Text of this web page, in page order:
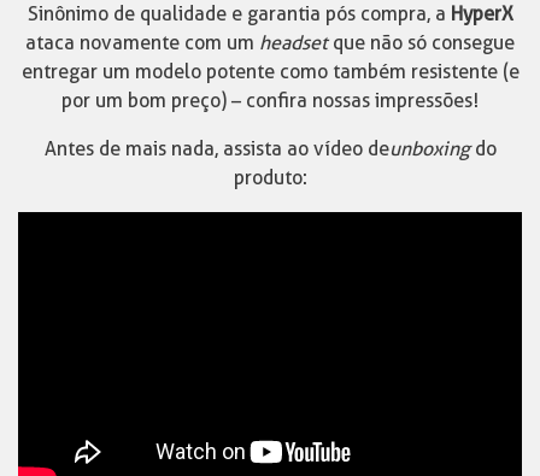
Sinônimo de qualidade e garantia pós compra, a HyperX
ataca novamente com um headsetque não só consegue
entregar um modelo potente como também resistente (e
por um bom preço) – confira nossas impressões!
Antes de mais nada, assista ao vídeo deunboxingdo
produto: